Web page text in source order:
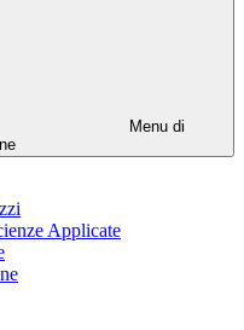
Menu di
Applicate